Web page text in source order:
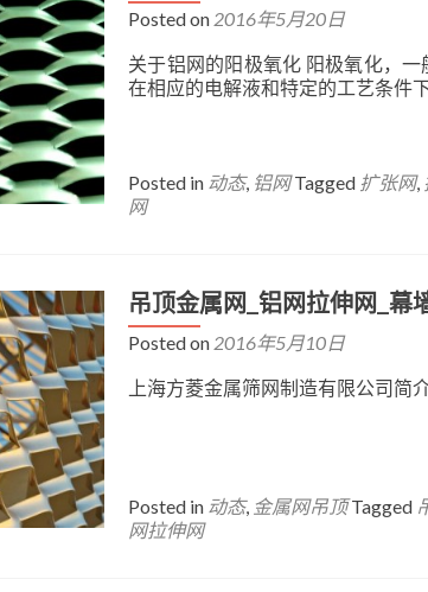
Posted on 2016年5月20日
关于铝网的阳极氧化 阳极氧化，
在相应的电解液和特定的工艺条件下
Posted in 动态, 铝网 Tagged 扩张网,
网
吊顶金属网_铝网拉伸网_幕
Posted on 2016年5月10日
上海方菱金属筛网制造有限公司简
Posted in 动态, 金属网吊顶 Tagged
网拉伸网